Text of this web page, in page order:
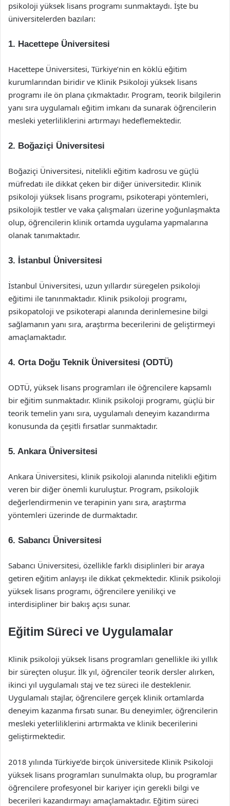
psikoloji yüksek lisans programı sunmaktaydı. İşte bu
üniversitelerden bazıları:
1. Hacettepe Üniversitesi
Hacettepe Üniversitesi, Türkiye’nin en köklü eğitim
kurumlarından biridir ve Klinik Psikoloji yüksek lisans
programı ile ön plana çıkmaktadır. Program, teorik bilgilerin
yanı sıra uygulamalı eğitim imkanı da sunarak öğrencilerin
mesleki yeterliliklerini artırmayı hedeflemektedir.
2. Boğaziçi Üniversitesi
Boğaziçi Üniversitesi, nitelikli eğitim kadrosu ve güçlü
müfredatı ile dikkat çeken bir diğer üniversitedir. Klinik
psikoloji yüksek lisans programı, psikoterapi yöntemleri,
psikolojik testler ve vaka çalışmaları üzerine yoğunlaşmakta
olup, öğrencilerin klinik ortamda uygulama yapmalarına
olanak tanımaktadır.
3. İstanbul Üniversitesi
İstanbul Üniversitesi, uzun yıllardır süregelen psikoloji
eğitimi ile tanınmaktadır. Klinik psikoloji programı,
psikopatoloji ve psikoterapi alanında derinlemesine bilgi
sağlamanın yanı sıra, araştırma becerilerini de geliştirmeyi
amaçlamaktadır.
4. Orta Doğu Teknik Üniversitesi (ODTÜ)
ODTÜ, yüksek lisans programları ile öğrencilere kapsamlı
bir eğitim sunmaktadır. Klinik psikoloji programı, güçlü bir
teorik temelin yanı sıra, uygulamalı deneyim kazandırma
konusunda da çeşitli fırsatlar sunmaktadır.
5. Ankara Üniversitesi
Ankara Üniversitesi, klinik psikoloji alanında nitelikli eğitim
veren bir diğer önemli kuruluştur. Program, psikolojik
değerlendirmenin ve terapinin yanı sıra, araştırma
yöntemleri üzerinde de durmaktadır.
6. Sabancı Üniversitesi
Sabancı Üniversitesi, özellikle farklı disiplinleri bir araya
getiren eğitim anlayışı ile dikkat çekmektedir. Klinik psikoloji
yüksek lisans programı, öğrencilere yenilikçi ve
interdisipliner bir bakış açısı sunar.
Eğitim Süreci ve Uygulamalar
Klinik psikoloji yüksek lisans programları genellikle iki yıllık
bir süreçten oluşur. İlk yıl, öğrenciler teorik dersler alırken,
ikinci yıl uygulamalı staj ve tez süreci ile desteklenir.
Uygulamalı stajlar, öğrencilere gerçek klinik ortamlarda
deneyim kazanma fırsatı sunar. Bu deneyimler, öğrencilerin
mesleki yeterliliklerini artırmakta ve klinik becerilerini
geliştirmektedir.
2018 yılında Türkiye’de birçok üniversitede Klinik Psikoloji
yüksek lisans programları sunulmakta olup, bu programlar
öğrencilere profesyonel bir kariyer için gerekli bilgi ve
becerileri kazandırmayı amaçlamaktadır. Eğitim süreci